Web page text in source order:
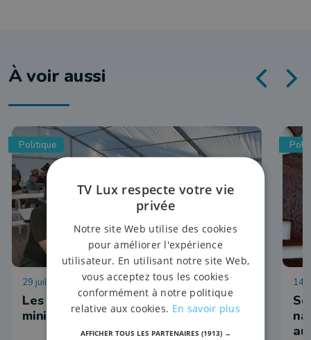
À voir aussi
Politique
29 juillet 2026 à 16:01
Les agents du DNF reçus par la
ministre Dalcq à Demo Forest
14
TV Lux respecte votre vie
privée
Notre site Web utilise des cookies
pour améliorer l'expérience
utilisateur. En utilisant notre site Web,
vous acceptez tous les cookies
conformément à notre politique
relative aux cookies. En savoir plus
AFFICHER TOUS LES PARTENAIRES (1913) →